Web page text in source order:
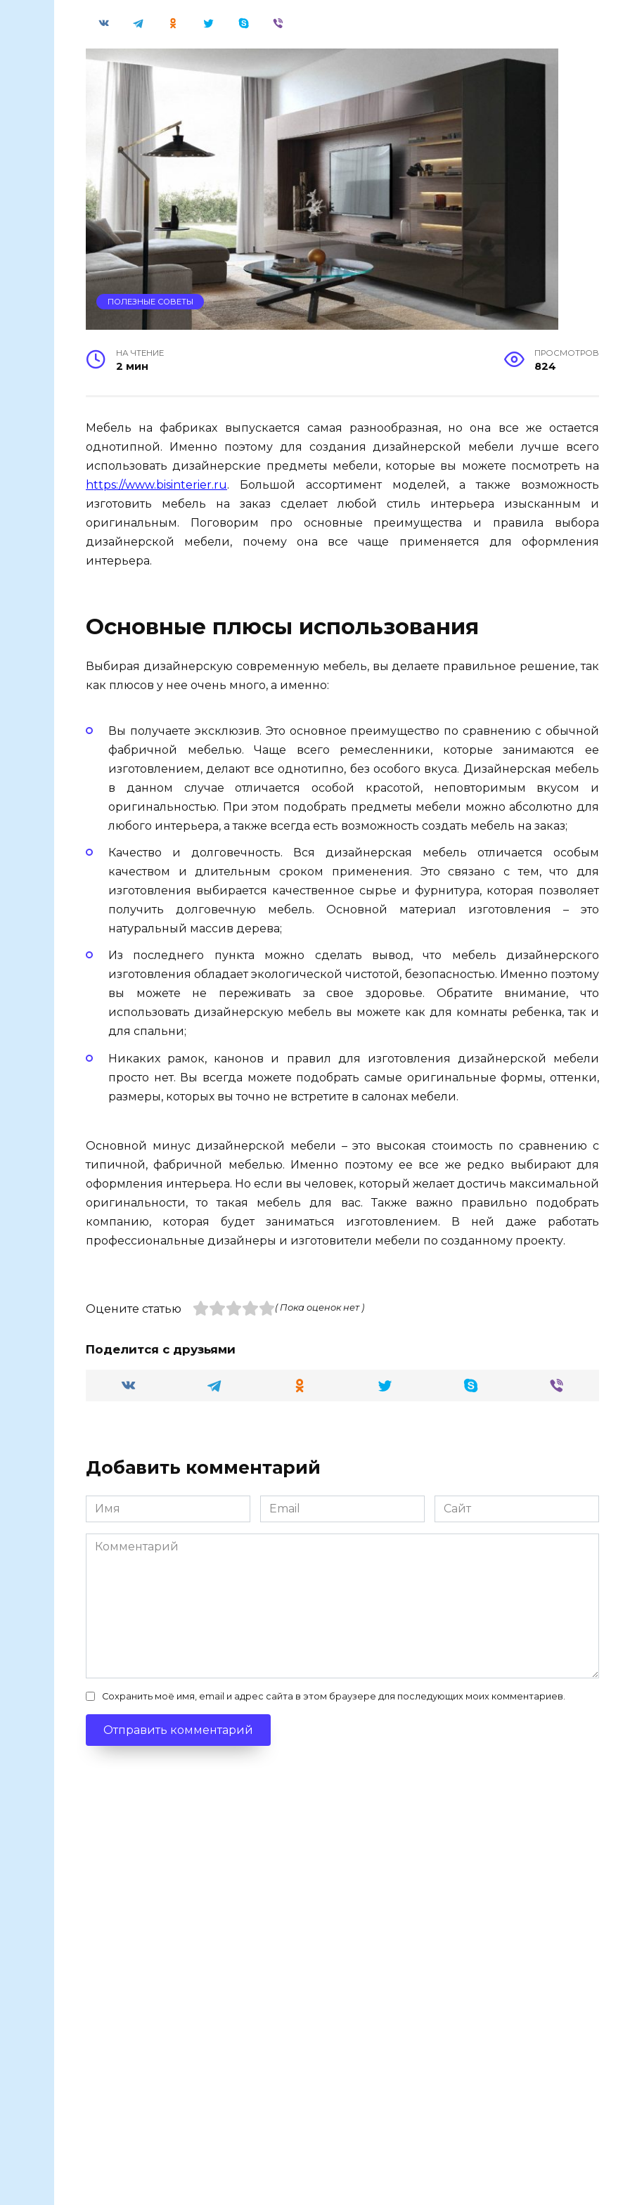
ПОЛЕЗНЫЕ СОВЕТЫ
НА ЧТЕНИЕ
2 мин
ПРОСМОТРОВ
824
Мебель на фабриках выпускается самая разнообразная, но она все же остается
однотипной. Именно поэтому для создания дизайнерской мебели лучше всего
использовать дизайнерские предметы мебели, которые вы можете посмотреть на
https://www.bisinterier.ru. Большой ассортимент моделей, а также возможность
изготовить мебель на заказ сделает любой стиль интерьера изысканным и
оригинальным. Поговорим про основные преимущества и правила выбора
дизайнерской мебели, почему она все чаще применяется для оформления
интерьера.
Основные плюсы использования
Выбирая дизайнерскую современную мебель, вы делаете правильное решение, так
как плюсов у нее очень много, а именно:
Вы получаете эксклюзив. Это основное преимущество по сравнению с обычной
фабричной мебелью. Чаще всего ремесленники, которые занимаются ее
изготовлением, делают все однотипно, без особого вкуса. Дизайнерская мебель
в данном случае отличается особой красотой, неповторимым вкусом и
оригинальностью. При этом подобрать предметы мебели можно абсолютно для
любого интерьера, а также всегда есть возможность создать мебель на заказ;
Качество и долговечность. Вся дизайнерская мебель отличается особым
качеством и длительным сроком применения. Это связано с тем, что для
изготовления выбирается качественное сырье и фурнитура, которая позволяет
получить долговечную мебель. Основной материал изготовления – это
натуральный массив дерева;
Из последнего пункта можно сделать вывод, что мебель дизайнерского
изготовления обладает экологической чистотой, безопасностью. Именно поэтому
вы можете не переживать за свое здоровье. Обратите внимание, что
использовать дизайнерскую мебель вы можете как для комнаты ребенка, так и
для спальни;
Никаких рамок, канонов и правил для изготовления дизайнерской мебели
просто нет. Вы всегда можете подобрать самые оригинальные формы, оттенки,
размеры, которых вы точно не встретите в салонах мебели.
Основной минус дизайнерской мебели – это высокая стоимость по сравнению с
типичной, фабричной мебелью. Именно поэтому ее все же редко выбирают для
оформления интерьера. Но если вы человек, который желает достичь максимальной
оригинальности, то такая мебель для вас. Также важно правильно подобрать
компанию, которая будет заниматься изготовлением. В ней даже работать
профессиональные дизайнеры и изготовители мебели по созданному проекту.
Оцените статью ( Пока оценок нет )
Поделится с друзьями
Добавить комментарий
Имя Email Сайт
Комментарий
Сохранить моё имя, email и адрес сайта в этом браузере для последующих моих комментариев.